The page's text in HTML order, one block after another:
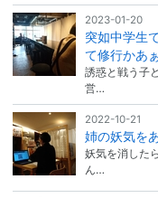
2023-01-20
突如中学生
て修行かあ
誘惑と戦う子
営…
2022-10-21
姉の妖気を
妖気を消した
ん…